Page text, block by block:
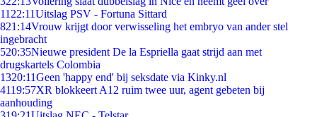
11 22:11Uitslag PSV - Fortuna Sittard
821:14Vrouw krijgt door verwisseling het embryo van ander stel
ingebracht
520:35Nieuwe president De la Espriella gaat strijd aan met
drugskartels Colombia
1320:11Geen 'happy end' bij seksdate via Kinky.nl
4119:57XR blokkeert A12 ruim twee uur, agent gebeten bij
aanhouding